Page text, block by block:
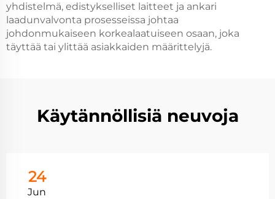
yhdistelmä, edistykselliset laitteet ja ankari
laadunvalvonta prosesseissa johtaa
johdonmukaiseen korkealaatuiseen osaan, joka
täyttää tai ylittää asiakkaiden määrittelyjä.
Käytännöllisiä neuvoja
24
Jun